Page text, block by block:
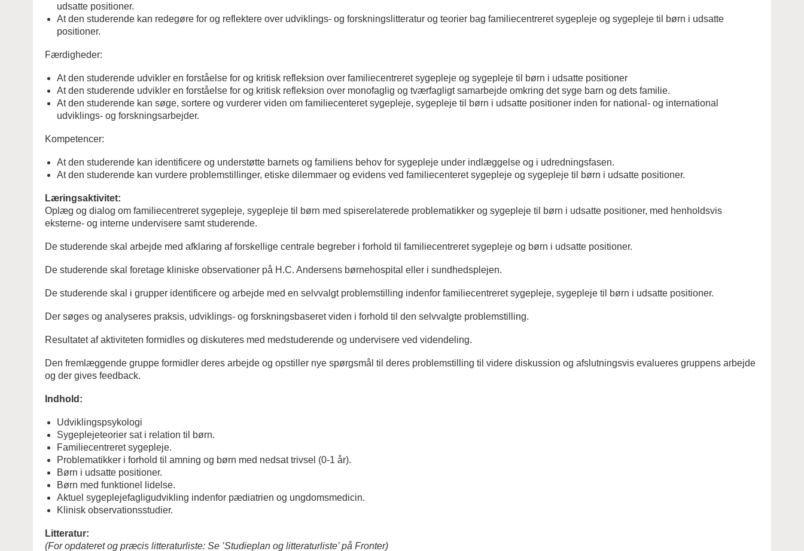
udsatte positioner.
At den studerende kan redegøre for og reflektere over udviklings- og forskningslitteratur og teorier bag familiecentreret sygepleje og sygepleje til børn i udsatte
positioner.
Færdigheder:
At den studerende udvikler en forståelse for og kritisk refleksion over familiecentreret sygepleje og sygepleje til børn i udsatte positioner
At den studerende udvikler en forståelse for og kritisk refleksion over monofaglig og tværfagligt samarbejde omkring det syge barn og dets familie.
At den studerende kan søge, sortere og vurderer viden om familiecenteret sygepleje, sygepleje til børn i udsatte positioner inden for national- og international
udviklings- og forskningsarbejder.
Kompetencer:
At den studerende kan identificere og understøtte barnets og familiens behov for sygepleje under indlæggelse og i udredningsfasen.
At den studerende kan vurdere problemstillinger, etiske dilemmaer og evidens ved familiecenteret sygepleje og sygepleje til børn i udsatte positioner.
Læringsaktivitet:
Oplæg og dialog om familiecentreret sygepleje, sygepleje til børn med spiserelaterede problematikker og sygepleje til børn i udsatte positioner, med henholdsvis
eksterne- og interne undervisere samt studerende.
De studerende skal arbejde med afklaring af forskellige centrale begreber i forhold til familiecentreret sygepleje og børn i udsatte positioner.
De studerende skal foretage kliniske observationer på H.C. Andersens børnehospital eller i sundhedsplejen.
De studerende skal i grupper identificere og arbejde med en selvvalgt problemstilling indenfor familiecentreret sygepleje, sygepleje til børn i udsatte positioner.
Der søges og analyseres praksis, udviklings- og forskningsbaseret viden i forhold til den selvvalgte problemstilling.
Resultatet af aktiviteten formidles og diskuteres med medstuderende og undervisere ved videndeling.
Den fremlæggende gruppe formidler deres arbejde og opstiller nye spørgsmål til deres problemstilling til videre diskussion og afslutningsvis evalueres gruppens arbejde
og der gives feedback.
Indhold:
Udviklingspsykologi
Sygeplejeteorier sat i relation til børn.
Familiecentreret sygepleje.
Problematikker i forhold til amning og børn med nedsat trivsel (0-1 år).
Børn i udsatte positioner.
Børn med funktionel lidelse.
Aktuel sygeplejefagligudvikling indenfor pædiatrien og ungdomsmedicin.
Klinisk observationsstudier.
Litteratur:
(For opdateret og præcis litteraturliste: Se ’Studieplan og litteraturliste’ på Fronter)